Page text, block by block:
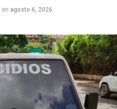
on agosto 6, 2026